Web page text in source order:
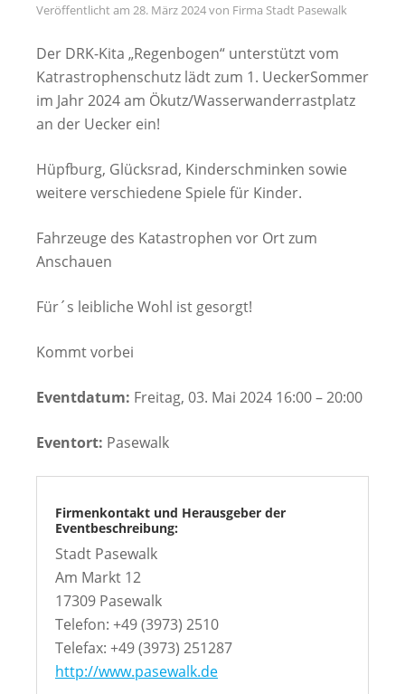
Veröffentlicht am 28. März 2024von Firma Stadt Pasewalk
Der DRK-Kita „Regenbogen“ unterstützt vom
Katrastrophenschutz lädt zum 1. UeckerSommer
im Jahr 2024 am Ökutz/Wasserwanderrastplatz
an der Uecker ein!
Hüpfburg, Glücksrad, Kinderschminken sowie
weitere verschiedene Spiele für Kinder.
Fahrzeuge des Katastrophen vor Ort zum
Anschauen
Für´s leibliche Wohl ist gesorgt!
Kommt vorbei
Eventdatum: Freitag, 03. Mai 2024 16:00 – 20:00
Eventort: Pasewalk
Firmenkontakt und Herausgeber der
Eventbeschreibung:
Stadt Pasewalk
Am Markt 12
17309 Pasewalk
Telefon: +49 (3973) 2510
Telefax: +49 (3973) 251287
http://www.pasewalk.de